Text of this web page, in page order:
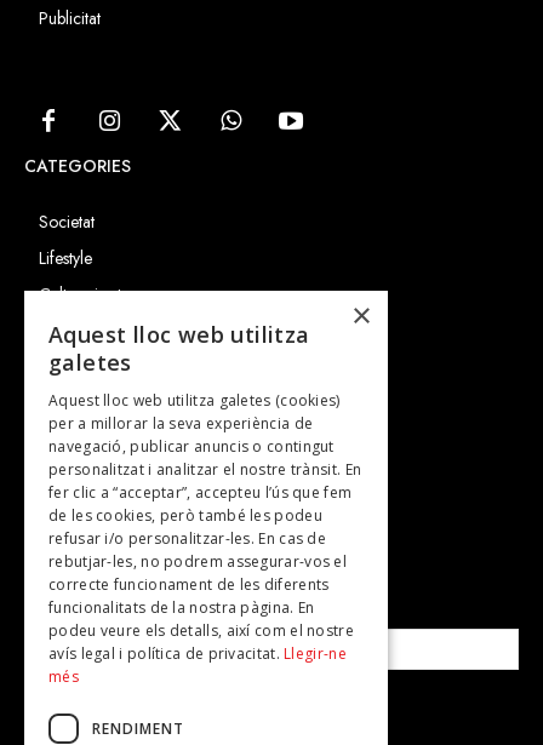
Publicitat
CATEGORIES
Societat
Lifestyle
Cultura i art
Entrevistes
Gastronomia
TV
Plans per fer
Revistes
SUBSCRIU-TE A LA NOSTRA NEWSLETTER!
Correu electrònic*
Accepto lapolítica de privacitat
×
Aquest lloc web utilitza
galetes
Aquest lloc web utilitza galetes (cookies)
per a millorar la seva experiència de
navegació, publicar anuncis o contingut
personalitzat i analitzar el nostre trànsit. En
fer clic a “acceptar”, accepteu l’ús que fem
de les cookies, però també les podeu
refusar i/o personalitzar-les. En cas de
rebutjar-les, no podrem assegurar-vos el
correcte funcionament de les diferents
funcionalitats de la nostra pàgina. En
podeu veure els detalls, així com el nostre
avís legal i política de privacitat. Llegir-ne
més
RENDIMENT